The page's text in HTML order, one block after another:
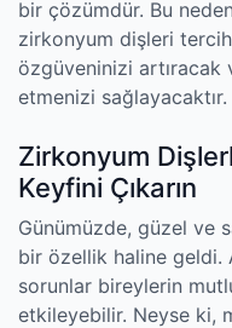
bir çözümdür. Bu
zirkonyum dişleri
özgüveninizi
etmenizi sağlayacaktır.
Zirkonyum
Keyfini Çıkarın
Günümüzde, güzel ve
bir özellik haline geldi.
sorunlar bireylerin
etkileyebilir. Neyse ki,